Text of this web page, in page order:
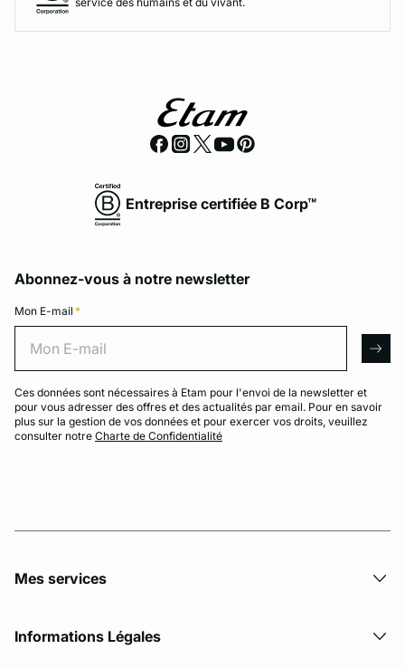
Entreprise certifiée B Corp™
Abonnez-vous à notre newsletter
Mon E-mail *
Ces données sont nécessaires à Etam pour l'envoi de la newsletter et
pour vous adresser des offres et des actualités par email. Pour en savoir
plus sur la gestion de vos données et pour exercer vos droits, veuillez
consulter notre Charte de Confidentialité
Mes services
Informations Légales